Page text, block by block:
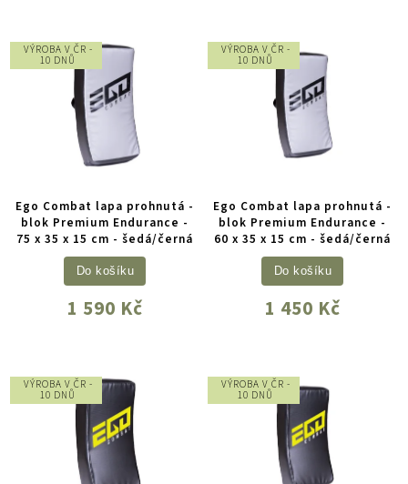
VÝROBA V ČR -
10 DNŮ
Ego Combat lapa prohnutá -
blok Premium Endurance -
75 x 35 x 15 cm - šedá/černá
1 590 Kč
Do košíku
VÝROBA V ČR -
10 DNŮ
Ego Combat lapa prohnutá -
blok Premium Endurance -
60 x 35 x 15 cm - šedá/černá
1 450 Kč
Do košíku
VÝROBA V ČR -
10 DNŮ
VÝROBA V ČR -
10 DNŮ